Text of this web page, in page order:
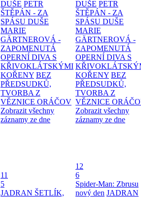
DUŠE PETR
ŠTĚPÁN - ZA
SPÁSU DUŠE
MARIE
GÄRTNEROVÁ -
ZAPOMENUTÁ
OPERNÍ DIVA S
KŘIVOKLÁTSKÝMI
KOŘENY BEZ
PŘEDSUDKŮ,
TVORBA Z
VĚZNICE ORÁČOV
Zobrazit všechny
záznamy ze dne
DUŠE PETR
ŠTĚPÁN - ZA
SPÁSU DUŠE
MARIE
GÄRTNEROVÁ -
ZAPOMENUTÁ
OPERNÍ DIVA S
KOŘENY BEZ
PŘEDSUDKŮ,
TVORBA Z
VĚZNICE
Zobrazit všechny
záznamy ze dne
11
5
JADRAN ŠETLÍK,
12
6
Spider-Man: Zbrusu
nový den JADRAN